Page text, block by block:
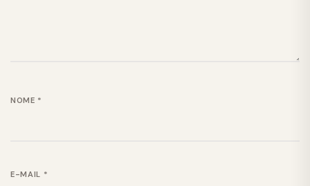
NOME *
E-MAIL *